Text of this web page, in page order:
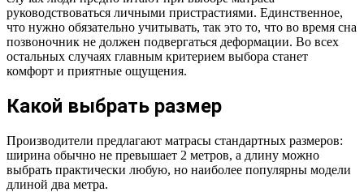
руководствоваться личными пристрастиями. Единственное,
что нужно обязательно учитывать, так это то, что во время сна
позвоночник не должен подвергаться деформации. Во всех
остальных случаях главным критерием выбора станет
комфорт и приятные ощущения.
Какой выбрать размер
Производители предлагают матрасы стандартных размеров:
ширина обычно не превышает 2 метров, а длину можно
выбрать практически любую, но наиболее популярны модели
длиной два метра.